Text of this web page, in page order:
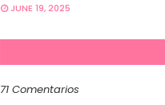
JUNE 19, 2025
71 Comentarios